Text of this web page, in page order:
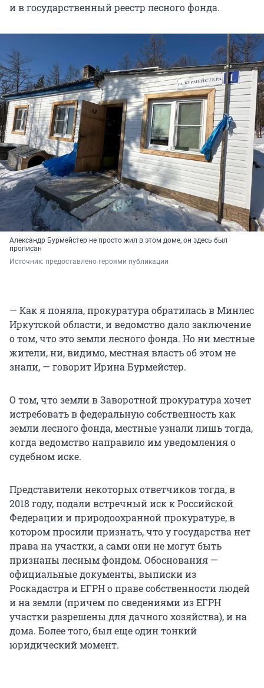
и в государственный реестр лесного фонда.
Александр Бурмейстер не просто жил в этом доме, он здесь был
прописан
Источник: предоставлено героями публикации
— Как я поняла, прокуратура обратилась в Минлес
Иркутской области, и ведомство дало заключение
о том, что это земли лесного фонда. Но ни местные
жители, ни, видимо, местная власть об этом не
знали, — говорит Ирина Бурмейстер.
О том, что земли в Заворотной прокуратура хочет
истребовать в федеральную собственность как
земли лесного фонда, местные узнали лишь тогда,
когда ведомство направило им уведомления о
судебном иске.
Представители некоторых ответчиков тогда, в
2018 году, подали встречный иск к Российской
Федерации и природоохранной прокуратуре, в
котором просили признать, что у государства нет
права на участки, а сами они не могут быть
признаны лесным фондом. Обоснования —
официальные документы, выписки из
Роскадастра и ЕГРН о праве собственности людей
и на земли (причем по сведениями из ЕГРН
участки разрешены для дачного хозяйства), и на
дома. Более того, был еще один тонкий
юридический момент.